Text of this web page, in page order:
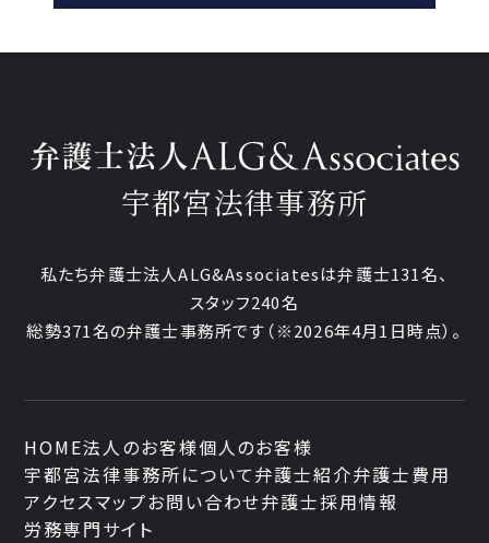
宇都宮法律事務所
私たち弁護士法人ALG&Associatesは弁護士131名、
スタッフ240名
総勢371名の弁護士事務所です （※2026年4月1日時点）。
HOME法人のお客様個人のお客様
宇都宮法律事務所について弁護士紹介弁護士費用
アクセスマップお問い合わせ弁護士採用情報
労務専門サイト